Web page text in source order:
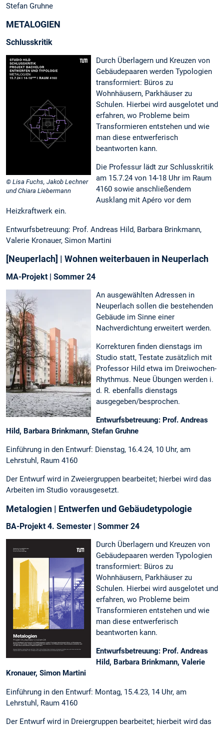
Stefan Gruhne
METALOGIEN
Schlusskritik
© Lisa Fuchs, Jakob Lechner
und Chiara Liebermann
Durch Überlagern und Kreuzen von
Gebäudepaaren werden Typologien
transformiert: Büros zu
Wohnhäusern, Parkhäuser zu
Schulen. Hierbei wird ausgelotet und
erfahren, wo Probleme beim
Transformieren entstehen und wie
man diese entwerferisch
beantworten kann.
Die Professur lädt zur Schlusskritik
am 15.7.24 von 14-18 Uhr im Raum
4160 sowie anschließendem
Ausklang mit Apéro vor dem
Heizkraftwerk ein.
Entwurfsbetreuung: Prof. Andreas Hild, Barbara Brinkmann,
Valerie Kronauer, Simon Martini
[Neuperlach] | Wohnen weiterbauen in Neuperlach
MA-Projekt | Sommer 24
An ausgewählten Adressen in
Neuperlach sollen die bestehenden
Gebäude im Sinne einer
Nachverdichtung erweitert werden.
Korrekturen finden dienstags im
Studio statt, Testate zusätzlich mit
Professor Hild etwa im Dreiwochen-
Rhythmus. Neue Übungen werden i.
d. R. ebenfalls dienstags
ausgegeben/besprochen.
Entwurfsbetreuung: Prof. Andreas
Hild, Barbara Brinkmann, Stefan Gruhne
Einführung in den Entwurf: Dienstag, 16.4.24, 10 Uhr, am
Lehrstuhl, Raum 4160
Der Entwurf wird in Zweiergruppen bearbeitet; hierbei wird das
Arbeiten im Studio vorausgesetzt.
Metalogien | Entwerfen und Gebäudetypologie
BA-Projekt 4. Semester | Sommer 24
Durch Überlagern und Kreuzen von
Gebäudepaaren werden Typologien
transformiert: Büros zu
Wohnhäusern, Parkhäuser zu
Schulen. Hierbei wird ausgelotet und
erfahren, wo Probleme beim
Transformieren entstehen und wie
man diese entwerferisch
beantworten kann.
Entwurfsbetreuung: Prof. Andreas
Hild, Barbara Brinkmann, Valerie
Kronauer, Simon Martini
Einführung in den Entwurf: Montag, 15.4.23, 14 Uhr, am
Lehrstuhl, Raum 4160
Der Entwurf wird in Dreiergruppen bearbeitet; hierbeit wird das